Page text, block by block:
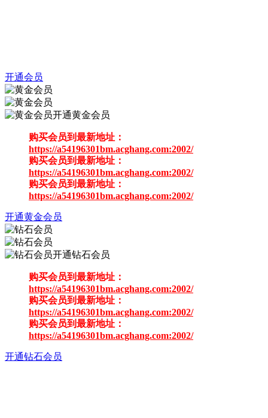
开通会员
开通黄金会员
购买会员到最新地址：
https://a54196301bm.acghang.com:2002/
购买会员到最新地址：
https://a54196301bm.acghang.com:2002/
购买会员到最新地址：
https://a54196301bm.acghang.com:2002/
开通黄金会员
开通钻石会员
购买会员到最新地址：
https://a54196301bm.acghang.com:2002/
购买会员到最新地址：
https://a54196301bm.acghang.com:2002/
购买会员到最新地址：
https://a54196301bm.acghang.com:2002/
开通钻石会员